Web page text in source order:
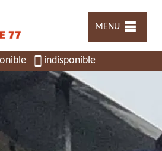
MENU
indisponible